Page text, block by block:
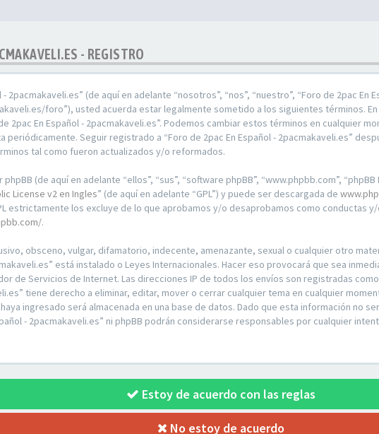
- REGISTRO
2pacmakaveli.es” (de aquí en adelante “nosotros”, “nos”, “nuestro”, “Foro de 2pac En
foro”), usted acuerda estar legalmente sometido a los siguientes términos.
2pac En Español - 2pacmakaveli.es”. Podemos cambiar estos términos en cualquier
periódicamente. Seguir registrado a “Foro de 2pac En Español - 2pacmakaveli.es”
tal como fueron actualizados y/o reformados.
(de aquí en adelante “ellos”, “sus”, “software phpBB”, “www.phpbb.com”, “phpBB
License v2 en Ingles” (de aquí en adelante “GPL”) y puede ser descargada de
estrictamente los excluye de lo que aprobamos y/o desaprobamos como conductas
.
obsceno, vulgar, difamatorio, indecente, amenazante, sexual o cualquier otro
está instalado o Leyes Internacionales. Hacer eso provocará que sea
de Servicios de Internet. Las direcciones IP de todos los envíos son registradas
tiene derecho a eliminar, editar, mover o cerrar cualquier tema en cualquier
ingresado será almacenada en una base de datos. Dado que esta información no
- 2pacmakaveli.es” ni phpBB podrán considerarse responsables por cualquier
Estoy de acuerdo con las reglas
No estoy de acuerdo